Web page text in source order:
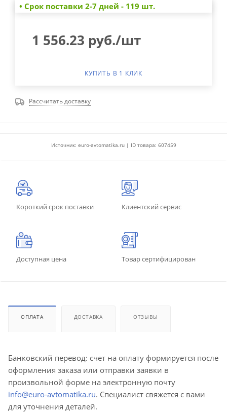
• Cрок поставки 2-7 дней - 119 шт.
1 556.23 руб./шт
КУПИТЬ В 1 КЛИК
Рассчитать доставку
Источник: euro-avtomatika.ru | ID товара: 607459
Короткий срок поставки Клиентский сервис
Доступная цена Товар сертифицирован
ОПЛАТА ДОСТАВКА ОТЗЫВЫ
Банковский перевод: счет на оплату формируется после
оформления заказа или отправки заявки в
произвольной форме на электронную почту
info@euro-avtomatika.ru. Специалист свяжется с вами
для уточнения деталей.